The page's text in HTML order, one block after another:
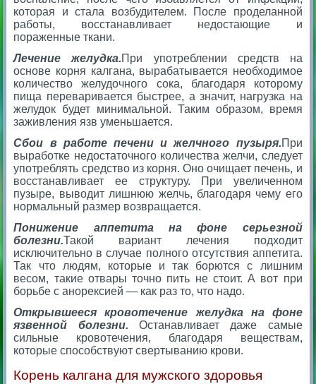
которая и стала возбудителем. После проделанной
работы, восстанавливает недостающие и
пораженные ткани.
Лечение желудка.При употреблении средств на
основе корня калгана, вырабатывается необходимое
количество желудочного сока, благодаря которому
пища переваривается быстрее, а значит, нагрузка на
желудок будет минимальной. Таким образом, время
заживления язв уменьшается.
Сбои в работе печени и желчного пузыря.При
выработке недостаточного количества желчи, следует
употреблять средство из корня. Оно очищает печень, и
восстанавливает ее структуру. При увеличенном
пузыре, выводит лишнюю желчь, благодаря чему его
нормальный размер возвращается.
Понижение аппетита на фоне серьезной
болезни.Такой вариант лечения подходит
исключительно в случае полного отсутствия аппетита.
Так что людям, которые и так борются с лишним
весом, такие отвары точно пить не стоит. А вот при
борьбе с анорексией — как раз то, что надо.
Открывшееся кровотечение желудка на фоне
язвенной болезни. Останавливает даже самые
сильные кровотечения, благодаря веществам,
которые способствуют свертыванию крови.
Корень калгана для мужского здоровья